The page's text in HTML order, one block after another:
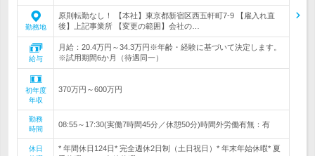
勤務地
原則転勤なし！ 【本社】東京都新宿区西五軒町7-9 【雇入れ直
後】上記事業所 【変更の範囲】会社の…
給与
月給：20.4万円～34.3万円※年齢・経験に基づいて決定します。
※試用期間6か月（待遇同一）
初年度
年収
370万円～600万円
勤務
時間
08:55～17:30(実働7時間45分／休憩50分)時間外労働有無：有
休日
* 年間休日124日* 完全週休2日制（土日祝日）* 年末年始休暇* 夏